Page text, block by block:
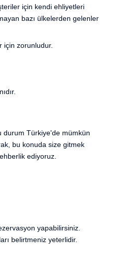
için kendi ehliyetleri
bazı ülkelerden gelenler
için zorunludur.
durum Türkiye'de mümkün
bu konuda size gitmek
ediyoruz.
yapabilirsiniz.
belirtmeniz yeterlidir.